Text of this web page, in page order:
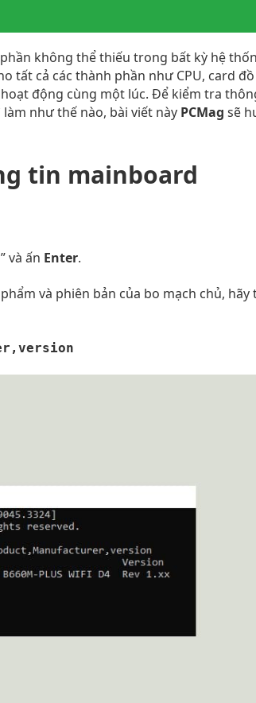
không thể thiếu trong bất kỳ hệ
tất cả các thành phần như CPU, card
hoạt động cùng một lúc. Để kiểm tra
như thế nào, bài viết này PCMag sẽ
tin mainboard
” và ấn Enter.
và phiên bản của bo mạch chủ, hãy